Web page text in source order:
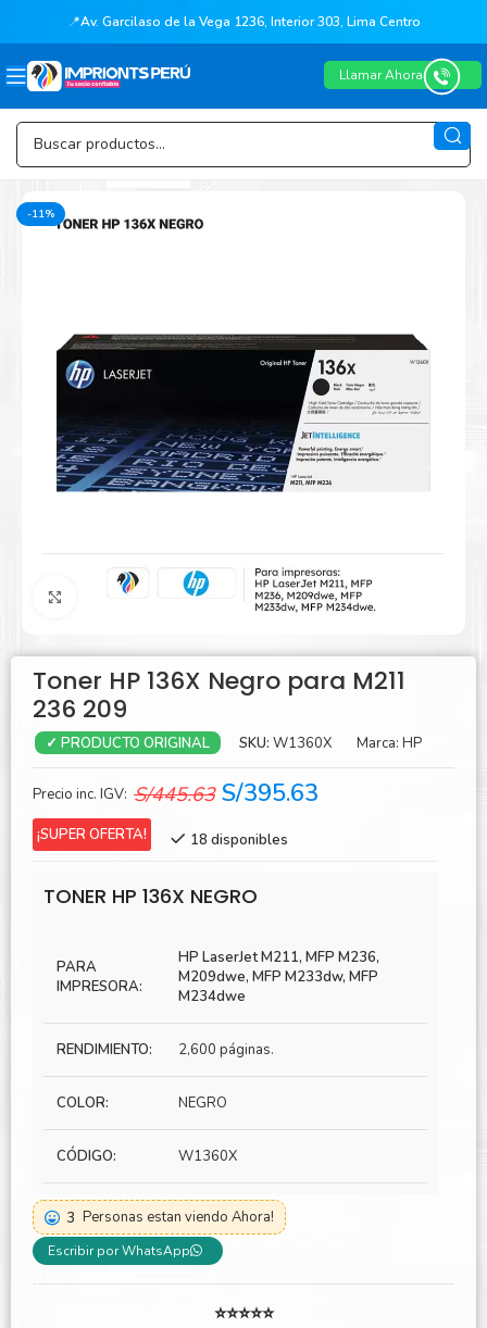
📍Av. Garcilaso de la Vega 1236, Interior 303, Lima Centro
Llamar Ahora
-11%
Agrandar
Toner HP 136X Negro para M211
236 209
✓ PRODUCTO ORIGINAL SKU: W1360X Marca: HP
Precio inc. IGV: S/445.63 El
original
S/445.63.
S/395.63
¡SUPER OFERTA! 18 disponibles
TONER HP 136X NEGRO
PARA
IMPRESORA:
HP LaserJet M211, MFP M236,
M209dwe, MFP M233dw, MFP
M234dwe
RENDIMIENTO: 2,600 páginas.
COLOR: NEGRO
CÓDIGO: W1360X
3 Personas estan viendo Ahora!
Escribir por WhatsApp
⭐⭐⭐⭐⭐